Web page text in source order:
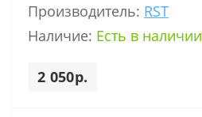
Производитель: RST
Наличие: Есть в наличии
2 050р.